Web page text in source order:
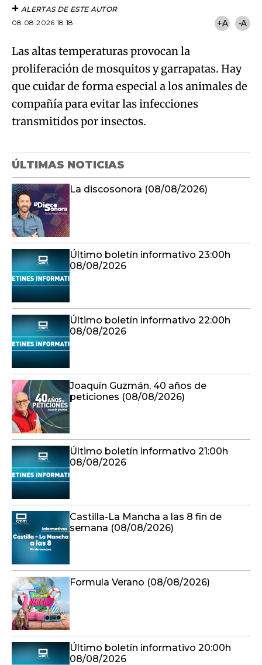
ALERTAS DE ESTE AUTOR
08.08.2026 18:18
+A -A
Las altas temperaturas provocan la
proliferación de mosquitos y garrapatas. Hay
que cuidar de forma especial a los animales de
compañía para evitar las infecciones
transmitidos por insectos.
ÚLTIMAS NOTICIAS
La discosonora (08/08/2026)
Último boletín informativo 23:00h
08/08/2026
Último boletín informativo 22:00h
08/08/2026
Joaquín Guzmán, 40 años de
peticiones (08/08/2026)
Último boletín informativo 21:00h
08/08/2026
Castilla-La Mancha a las 8 fin de
semana (08/08/2026)
Formula Verano (08/08/2026)
Último boletín informativo 20:00h
08/08/2026